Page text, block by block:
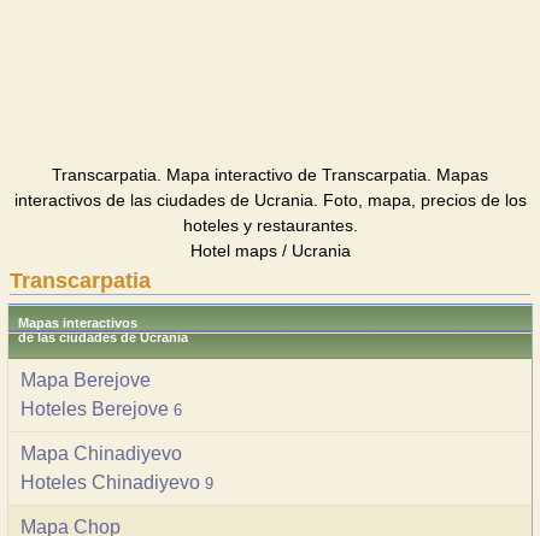
Transcarpatia. Mapa interactivo de Transcarpatia. Mapas
interactivos de las ciudades de Ucrania. Foto, mapa, precios de los
hoteles y restaurantes.
Hotel maps / Ucrania
Transcarpatia
Mapas interactivos
de las ciudades de Ucrania
Mapa Berejove
Hoteles Berejove 6
Mapa Chinadiyevo
Hoteles Chinadiyevo 9
Mapa Chop